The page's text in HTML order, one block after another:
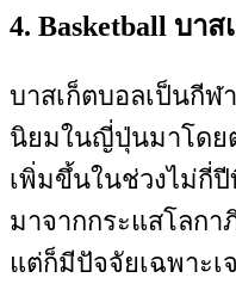
4. Basketball บาส
บาสเก็ตบอลเป็นกี
นิยมในญี่ปุ่นมาโดย
เพิ่มขึ้นในช่วงไม่กี่
มาจากกระแสโลก
แต่ก็มีปัจจัยเฉพาะ